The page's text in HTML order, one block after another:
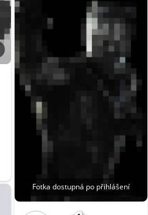
Fotka dostupná po přihlášení